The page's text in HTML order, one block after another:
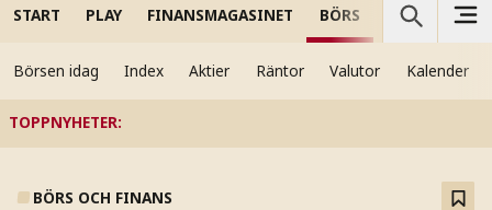
START PLAY FINANSMAGASINET BÖRS VETENSKAP
Börsen idag Index Aktier Räntor Valutor Kalender
TOPPNYHETER:
BÖRS OCH FINANS